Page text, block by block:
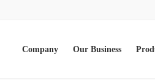
Company Our Business